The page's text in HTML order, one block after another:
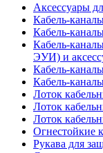
Аксессуары
Кабель-
Кабель-
Кабель-
ЭУИ) и
Кабель-
Кабель-
Лоток
Лоток
Лоток
Огнестойкие
Рукава для